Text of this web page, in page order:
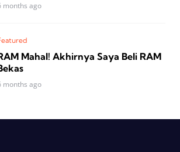
months ago
Mahal! Akhirnya Saya Beli RAM
months ago